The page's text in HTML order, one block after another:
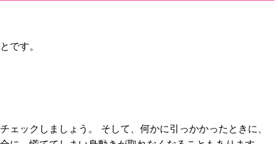
です。
ックしましょう。 そして、何かに引っかかったときに、